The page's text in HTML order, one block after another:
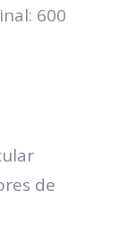
600
de